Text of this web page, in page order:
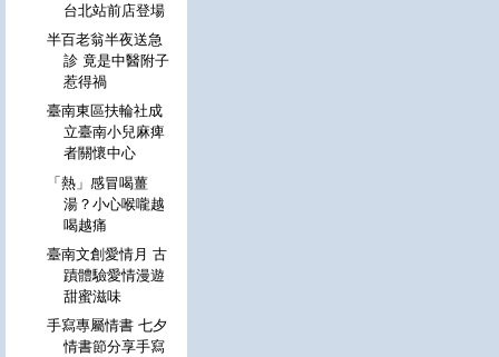
台北站前店登場
半百老翁半夜送急
診 竟是中醫附子
惹得禍
臺南東區扶輪社成
立臺南小兒麻痺
者關懷中心
「熱」感冒喝薑
湯？小心喉嚨越
喝越痛
臺南文創愛情月 古
蹟體驗愛情漫遊
甜蜜滋味
手寫專屬情書 七夕
情書節分享手寫